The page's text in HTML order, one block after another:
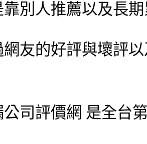
靠別人推薦以及長
網友的好評與壞評
公司評價網 是全台